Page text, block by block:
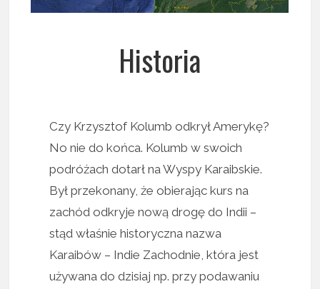
Historia
Czy Krzysztof Kolumb odkrył Amerykę?
No nie do końca. Kolumb w swoich
podróżach dotarł na Wyspy Karaibskie.
Był przekonany, że obierając kurs na
zachód odkryje nową drogę do Indii –
stąd właśnie historyczna nazwa
Karaibów – Indie Zachodnie, która jest
używana do dzisiaj np. przy podawaniu